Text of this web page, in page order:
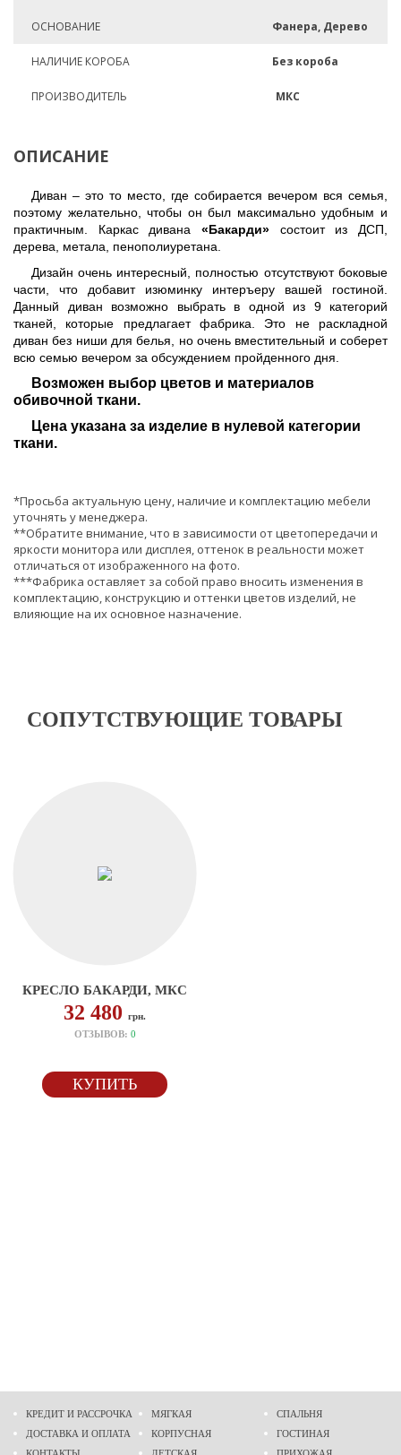
ОСНОВАНИЕ Фанера, Дерево
НАЛИЧИЕ КОРОБА Без короба
ПРОИЗВОДИТЕЛЬ МКС
ОПИСАНИЕ
Диван – это то место, где собирается вечером вся семья,
поэтому желательно, чтобы он был максимально удобным и
практичным. Каркас дивана «Бакарди» состоит из ДСП,
дерева, метала, пенополиуретана.
Дизайн очень интересный, полностью отсутствуют боковые
части, что добавит изюминку интеръеру вашей гостиной.
Данный диван возможно выбрать в одной из 9 категорий
тканей, которые предлагает фабрика. Это не раскладной
диван без ниши для белья, но очень вместительный и соберет
всю семью вечером за обсуждением пройденного дня.
Возможен выбор цветов и материалов
обивочной ткани.
Цена указана за изделие в нулевой категории
ткани.
*Просьба актуальную цену, наличие и комплектацию мебели
уточнять у менеджера.
**Обратите внимание, что в зависимости от цветопередачи и
яркости монитора или дисплея, оттенок в реальности может
отличаться от изображенного на фото.
***Фабрика оставляет за собой право вносить изменения в
комплектацию, конструкцию и оттенки цветов изделий, не
влияющие на их основное назначение.
СОПУТСТВУЮЩИЕ ТОВАРЫ
КРЕСЛО БАКАРДИ, МКС
32 480грн.
ОТЗЫВОВ: 0
КУПИТЬ
КРЕДИТ И РАССРОЧКА
ДОСТАВКА И ОПЛАТА
МЯГКАЯ
КОРПУСНАЯ
СПАЛЬНЯ
ГОСТИНАЯ